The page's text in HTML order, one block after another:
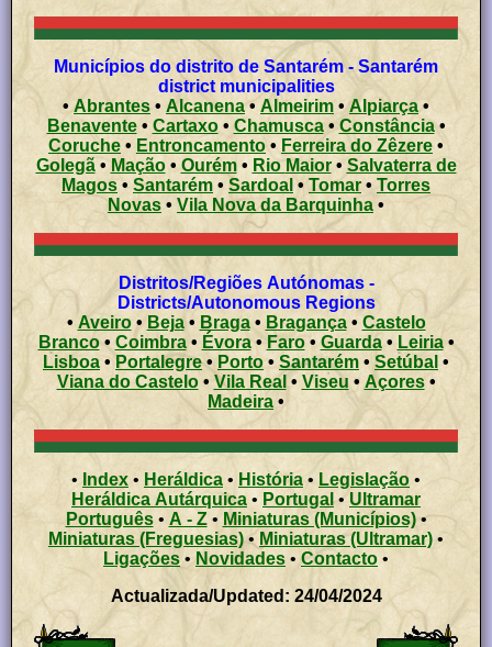
Municípios do distrito de Santarém - Santarém
district municipalities
•Abrantes • Alcanena• Almeirim •Alpiarça•
Benavente• Cartaxo• Chamusca•Constância•
Coruche • Entroncamento • Ferreira do Zêzere •
Golegã• Mação•Ourém• Rio Maior• Salvaterra de
Magos• Santarém • Sardoal • Tomar •Torres
Novas • Vila Nova da Barquinha •
Distritos/Regiões Autónomas -
Districts/Autonomous Regions
• Aveiro• Beja• Braga• Bragança• Castelo
Branco• Coimbra• Évora• Faro• Guarda• Leiria•
Lisboa •Portalegre• Porto• Santarém • Setúbal •
Viana do Castelo• Vila Real • Viseu• Açores •
Madeira •
• Index • Heráldica • História • Legislação •
Heráldica Autárquica • Portugal • Ultramar
Português• A - Z• Miniaturas (Municípios)•
Miniaturas (Freguesias)• Miniaturas (Ultramar)•
Ligações• Novidades • Contacto •
Actualizada/Updated: 24/04/2024